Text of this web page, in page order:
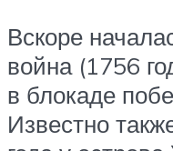
Вскоре
война (1756
в блокаде
Известно